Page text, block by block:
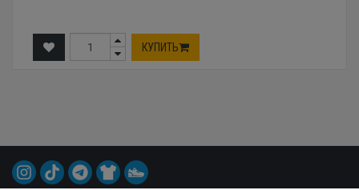
КУПИТЬ